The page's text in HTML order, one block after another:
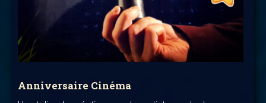
Anniversaire Cinéma